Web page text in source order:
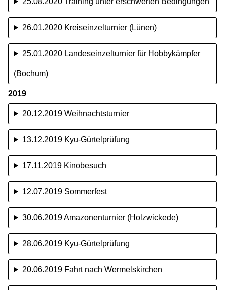
26.01.2020 Kreiseinzelturnier (Lünen)
25.01.2020 Landeseinzelturnier für Hobbykämpfer
(Bochum)
2019
20.12.2019 Weihnachtsturnier
13.12.2019 Kyu-Gürtelprüfung
17.11.2019 Kinobesuch
12.07.2019 Sommerfest
30.06.2019 Amazonenturnier (Holzwickede)
28.06.2019 Kyu-Gürtelprüfung
20.06.2019 Fahrt nach Wermelskirchen